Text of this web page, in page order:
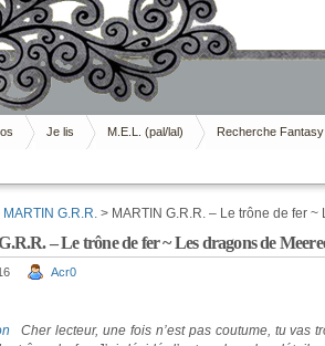
Je lis M.E.L. (pal/lal) Recherche Fantasy
MARTIN G.R.R. > MARTIN G.R.R. – Le trône de fer
– Le trône de fer ~ Les dragons de
Acr0
Cher lecteur, une fois n’est pas coutume, tu vas